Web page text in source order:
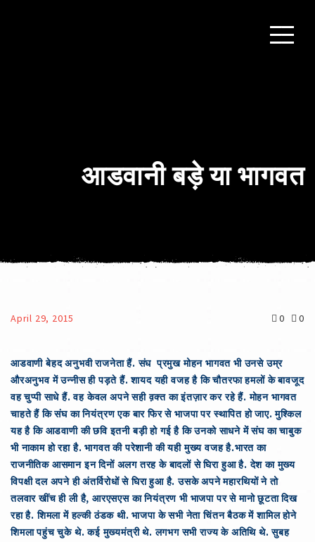
आडवानी बड़े या भागवत
April 29, 2015 0 0
आडवाणी बेहद अनुभवी राजनेता हैं. संघ प्रमुख मोहन भागवत भी उनसे उम्र
औरअनुभव में उन्नीस ही पड़ते हैं. शायद यहीवजह है कि चौतरफा हमलों के बावजूद
वह चुप्पी साधे हैं. वह केवल अपने सही व़क्त का इंतज़ार कर रहे हैं.मोहन भागवत
चाहते हैं कि संघ का नियंत्रण एक बार फिर से भाजपा पर स्थापित हो जाए. मुश्किल
यह है कि आडवाणी की छवि इतनी बड़ी हो गई है कि उनको साधने में संघ का चाबुक
भी नाकाम हो रहा है. भागवत की परेशानी की यही मुख्य वजह है.भारत का
राजनीतिक आसमान इन दिनों अलग तरह के बादलों से घिरा हुआ है. देश का मुख्य
विपक्षी दल अपने ही अंतर्विरोधों से घिरा हुआ है. उसके अपने महारथियों ने तो
तलवार खींच ही ली है, आरएसएस का नियंत्रण भी भाजपा पर से मानो छूटता दिख
रहा है.शिमला में हल्की ठंडक थी. भाजपा के सभी नेता चिंतन बैठक में शामिल होने
शिमला पहुंच चुके थे. कई मुख्यमंत्री थे. लगभग सभी राज्य के अतिथि थे. सुबह